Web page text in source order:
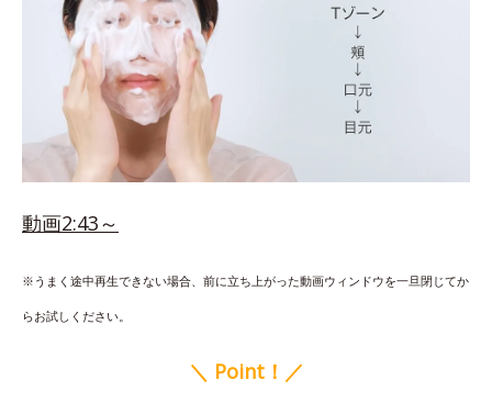
動画2:43～
※うまく途中再生できない場合、前に立ち上がった動画ウィンドウを一旦閉じてか
らお試しください。
＼ Point！／